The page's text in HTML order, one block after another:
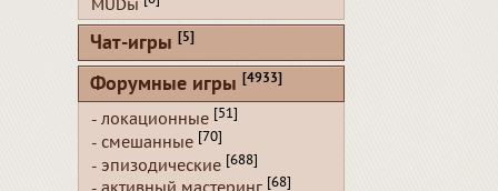
MUDы
Чат-игры [5]
Форумные игры [4933]
- локационные [51]
- смешанные [70]
- эпизодические [688]
[68]